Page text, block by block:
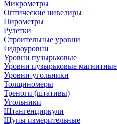
Микрометры
Оптические нивелиры
Пирометры
Рулетки
Строительные уровни
Гидроуровни
Уровни пузырьковые
Уровни пузырьковые магнитные
Уровни-угольники
Толщиномеры
Треноги (штативы)
Угольники
Штангенциркули
Щупы измерительные